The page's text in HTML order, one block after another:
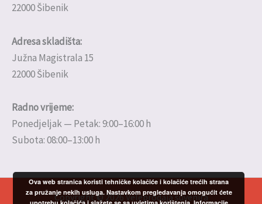
22000 Šibenik
Adresa skladišta:
Južna Magistrala 15
22000 Šibenik
Radno vrijeme:
Ponedjeljak — Petak: 9:00–16:00 h
Subota: 08:00–13:00 h
Copyright © 2026 Veleprodaja suvenira
Ova web stranica koristi tehničke kolačiće i kolačiće trećih strana
za pružanje nekih usluga. Nastavkom pregledavanja omogućit ćete